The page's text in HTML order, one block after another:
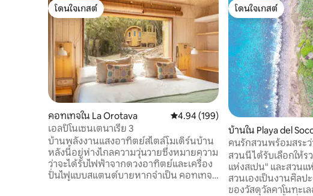
โดนใจเกสต์
โดนใจเกสต์
คอทเทจใน La Orotava คะแนนเฉลี่ย 4.94 จาก 5, 199 รีวิว
4.94 (199)
เอลปิโนเซนเตนาเรีย 3
บ้านพลังงานแสงอาทิตย์สไตล์โมเดิร์นบ้าน
หลังนี้อยู่ห่างไกลความวุ่นวายซึ่งหมายความ
ว่าจะได้รับไฟฟ้าจากดวงอาทิตย์และเครื่อง
ปั่นไฟแบบสแตนด์บายหากจำเป็น คอทเทจ
โดนใจเกสต์
โดนใจเกสต์
บ้านใน Playa del
คนรักสวนพร้อมสระว่
สวนนี้ได้รับเลือกให้
แห่งสเปน" และสวนแ
สวนเองเป็นงานศิล
ของวัสดุวัลคาโนทะเ